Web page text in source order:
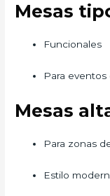
Mesas
Funcionales
Para eventos
Mesas
Para zonas
Estilo